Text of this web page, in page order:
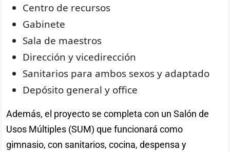
Centro de recursos
Gabinete
Sala de maestros
Dirección y vicedirección
Sanitarios para ambos sexos y adaptado
Depósito general y office
Además, el proyecto se completa con un Salón de
Usos Múltiples (SUM) que funcionará como
gimnasio, con sanitarios, cocina, despensa y